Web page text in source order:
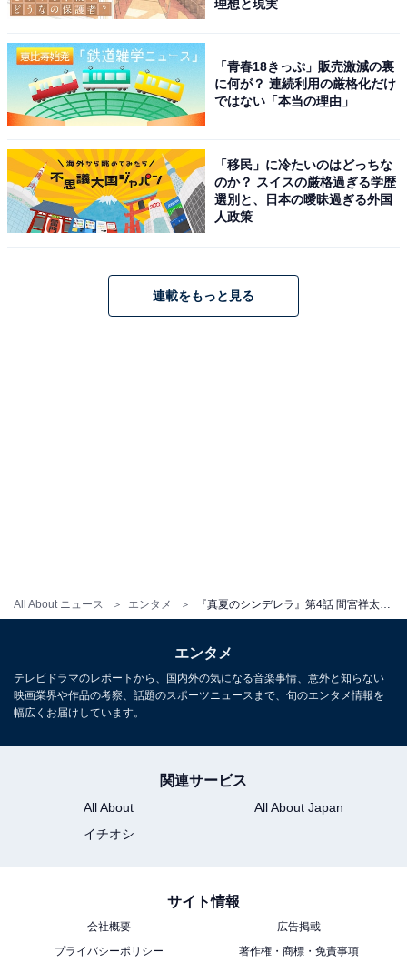
All About ニュース エンタメ
「間宮祥太朗本気で惚れてる顔なんだよな。俳優さん凄
くて良いのに笑」「大荒れした空気の中、知らない人の
家直してるライフセーバー＆医者の宗佑、お前良い奴す
ぎるだろ!?ちょっとキザだし目バキバキだけど良い奴だ
ない。あれで医者してるの？」「真夏のトンチキ男祭り
ってツイートあって笑うしかない！」などのコメントが
寄せられています。
第5話では、サップの展示会に参加するため、東京に行
くことになった夏海。彼女が東京に来ていることを知っ
『真夏のシンデレラ』第5話 8月7日放送予告
理想と現実
「青春18きっぷ」販売激減の裏
に何が？ 連続利用の厳格化だけ
ではない「本当の理由」
「移民」に冷たいのはどっちな
のか？ スイスの厳格過ぎる学歴
選別と、日本の曖昧過ぎる外国
人政策
連載をもっと見る
エンタメ
テレビドラマのレポートから、国内外の気になる音楽事情、意外と知らない
映画業界や作品の考察、話題のスポーツニュースまで、旬のエンタメ情報を
幅広くお届けしています。
関連サービス
All About
All About Japan
イチオシ
サイト情報
会社概要
広告掲載
プライバシーポリシー
著作権・商標・免責事項